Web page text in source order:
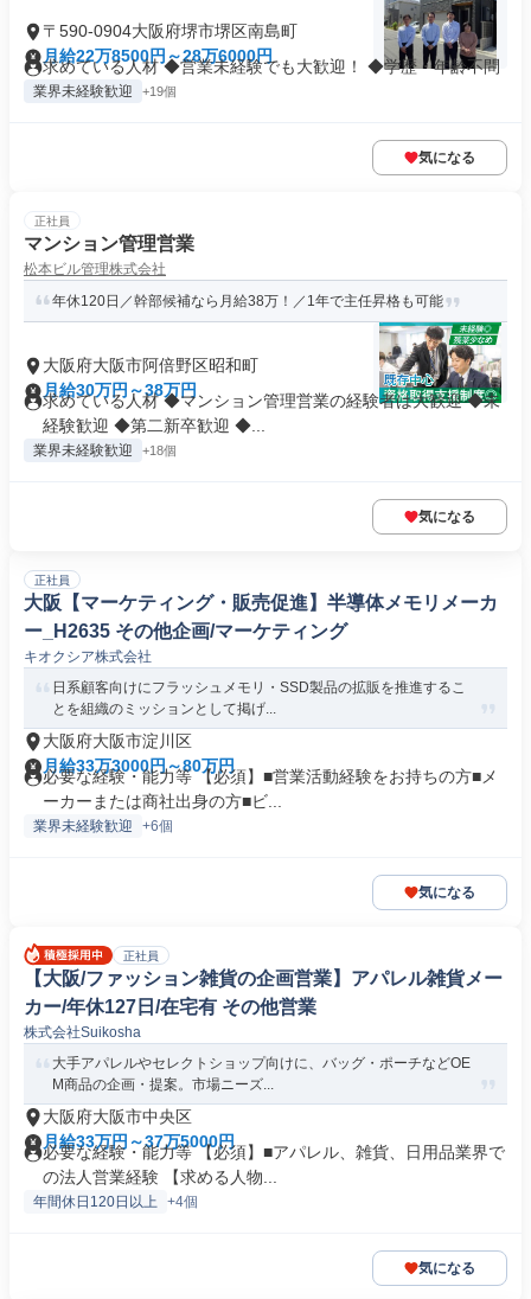
〒590-0904大阪府堺市堺区南島町
月給22万8500円～28万6000円
求めている人材 ◆営業未経験でも大歓迎！ ◆学歴・年齢不問
業界未経験歓迎 +19個
気になる
正社員
マンション管理営業
松本ビル管理株式会社
年休120日／幹部候補なら月給38万！／1年で主任昇格も可能
大阪府大阪市阿倍野区昭和町
月給30万円～38万円
求めている人材 ◆マンション管理営業の経験者は大歓迎 ◆未
経験歓迎 ◆第二新卒歓迎 ◆...
業界未経験歓迎 +18個
気になる
正社員
大阪【マーケティング・販売促進】半導体メモリメーカ
ー_H2635 その他企画/マーケティング
キオクシア株式会社
日系顧客向けにフラッシュメモリ・SSD製品の拡販を推進するこ
とを組織のミッションとして掲げ...
大阪府大阪市淀川区
月給33万3000円～80万円
必要な経験・能力等 【必須】■営業活動経験をお持ちの方■メ
ーカーまたは商社出身の方■ビ...
業界未経験歓迎 +6個
気になる
正社員
【大阪/ファッション雑貨の企画営業】アパレル雑貨メー
カー/年休127日/在宅有 その他営業
株式会社Suikosha
大手アパレルやセレクトショップ向けに、バッグ・ポーチなどOE
M商品の企画・提案。市場ニーズ...
大阪府大阪市中央区
月給33万円～37万5000円
必要な経験・能力等 【必須】■アパレル、雑貨、日用品業界で
の法人営業経験 【求める人物...
年間休日120日以上 +4個
気になる